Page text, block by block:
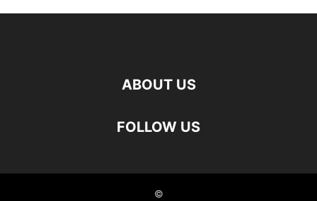
ABOUT US
FOLLOW US
©